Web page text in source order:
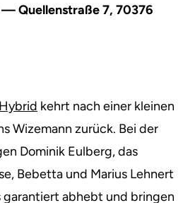
Quellenstraße 7, 70376
kehrt nach einer kleinen
Wizemann zurück. Bei der
Dominik Eulberg, das
Bebetta und Marius Lehnert
garantiert abhebt und bringen